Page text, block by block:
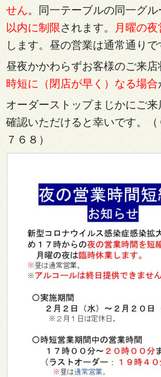
せん。同一テーブルの同一グ
以内に制限されます。 月曜の
します。昼の営業は通常通りで
昼夜かかわらずお客様のご来
時短に（閉店が早く）なる場合
オーダーストップまじかにご
確認いただけると幸いです。（
７６８）